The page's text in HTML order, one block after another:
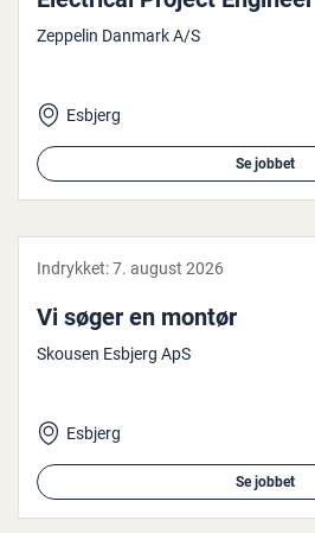
Zeppelin Danmark A/S
Esbjerg
Se jobbet
Indrykket:7. august 2026
Vi søger en montør
Skousen Esbjerg ApS
Esbjerg
Se jobbet